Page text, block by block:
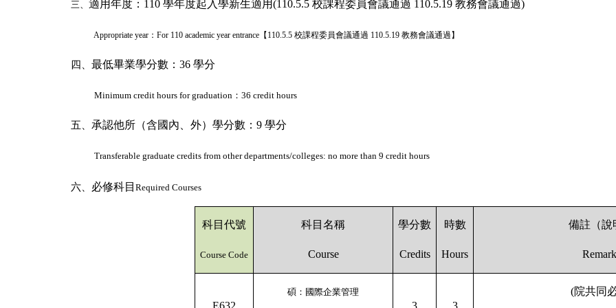
三、 適用年度： 110 學年度起入學新生適用(110.5.5 校課程委員會議通過 110.5.19 教務會議通過)
Appropriate year ： For 110 academic year entrance 【 110.5.5 校課程委員會議通過 110.5.19 教務會議通過】
四、 最低畢業學分數： 36 學分
Minimum credit hours for graduation： 36 credit hours
五、 承認他所（含國內、外）學分數： 9 學分
Transferable graduate credits from other departments/colleges: no more than 9 credit hours
六、 必修科目 Required Courses
科目代號
Course Code
科目名稱
Course
學分數
Credits
時數
Hours
備註（說
碩：國際企業管理 (院共同